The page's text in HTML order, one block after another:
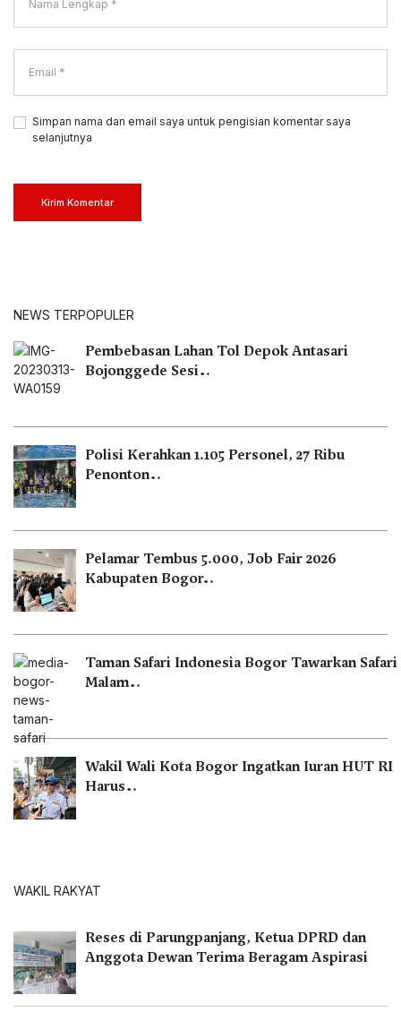
Simpan nama dan email saya untuk pengisian komentar saya
selanjutnya
Kirim Komentar
NEWS TERPOPULER
Pembebasan Lahan Tol Depok Antasari
Bojonggede Sesi…
Polisi Kerahkan 1.105 Personel, 27 Ribu
Penonton…
Pelamar Tembus 5.000, Job Fair 2026
Kabupaten Bogor…
Taman Safari Indonesia Bogor Tawarkan Safari
Malam…
Wakil Wali Kota Bogor Ingatkan Iuran HUT RI
Harus…
WAKIL RAKYAT
Reses di Parungpanjang, Ketua DPRD dan
Anggota Dewan Terima Beragam Aspirasi